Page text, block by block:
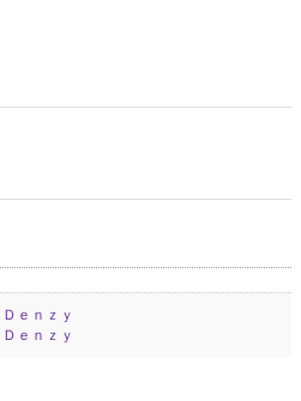
Ｄｅｎｚｙ
Ｄｅｎｚｙ